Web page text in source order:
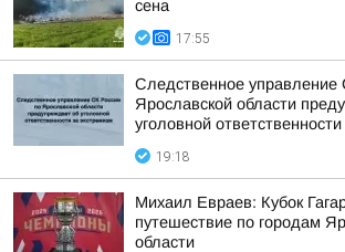
сена
17:55
Следственное управление
Ярославской области
уголовной
19:18
Михаил Евраев: Кубок
путешествие по городам
области